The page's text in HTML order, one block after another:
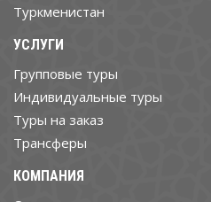
Туркменистан
УСЛУГИ
Групповые туры
Индивидуальные туры
Туры на заказ
Трансферы
КОМПАНИЯ